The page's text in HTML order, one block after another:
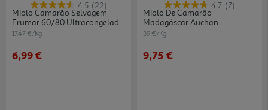
4.5 (22)
Miolo Camarão Selvagem
Frumar 60/80 Ultracongelado
400g
17.47 €/Kg
6,99 €
4.7 (7)
Miolo De Camarão
Madagáscar Auchan
Collection Cultivamos O Bom
39 €/Kg
9,75 €